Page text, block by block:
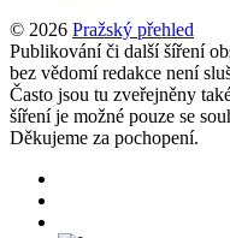
© 2026 Pražský přehled
Publikování či další šíření
bez vědomí redakce není
Často jsou tu zveřejněny
šíření je možné pouze se
Děkujeme za pochopení.